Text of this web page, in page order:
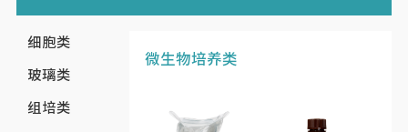
细胞类
玻璃类
组培类
微生物培养类